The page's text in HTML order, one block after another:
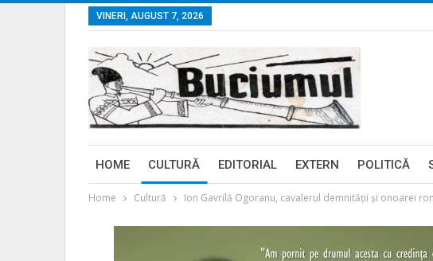
VINERI, AUGUST 7, 2026
HOME CULTURĂ EDITORIAL EXTERN POLITICĂ
Home Cultură Ion Gavrilă Ogoranu, cavalerul demnităţii şi onoarei